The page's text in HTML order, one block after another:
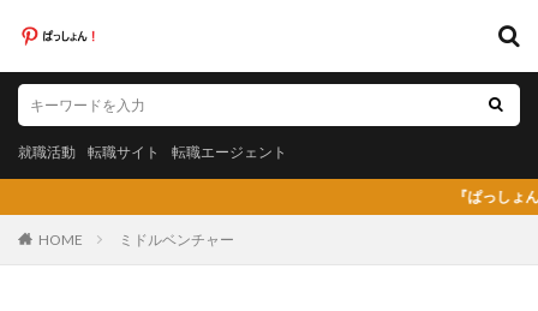
就職活動 転職サイト 転職エージェント
『ぱっしょん（
HOME ミドルベンチャー
就職活動 転職サイト 転職エージェント
カテゴリー